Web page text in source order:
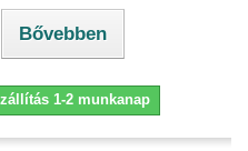
Bővebben
1-2 munkanap